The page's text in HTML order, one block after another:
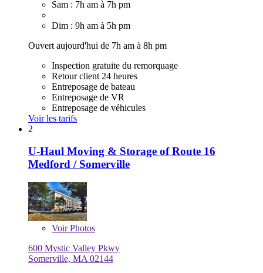
Sam : 7h am à 7h pm
Dim : 9h am à 5h pm
Ouvert aujourd'hui de 7h am à 8h pm
Inspection gratuite du remorquage
Retour client 24 heures
Entreposage de bateau
Entreposage de VR
Entreposage de véhicules
Voir les tarifs
2
U-Haul Moving & Storage of Route 16
Medford / Somerville
VoirPhotos
600 Mystic Valley Pkwy
Somerville, MA 02144